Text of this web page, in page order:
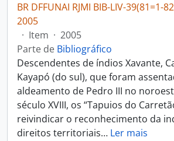
BR DFFUNAI RJMI BIB-LIV-39(81=1-
2005
· Item · 2005
Parte de Bibliográfico
Descendentes de índios Xavante,
Kayapó (do sul), que foram
aldeamento de Pedro III no
século XVIII, os “Tapuios do
reivindicar o reconhecimento da
direitos territoriais… Ler mais